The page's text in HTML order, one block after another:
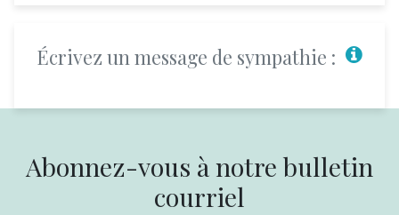
Écrivez un message de sympathie :
Abonnez-vous à notre bulletin
courriel